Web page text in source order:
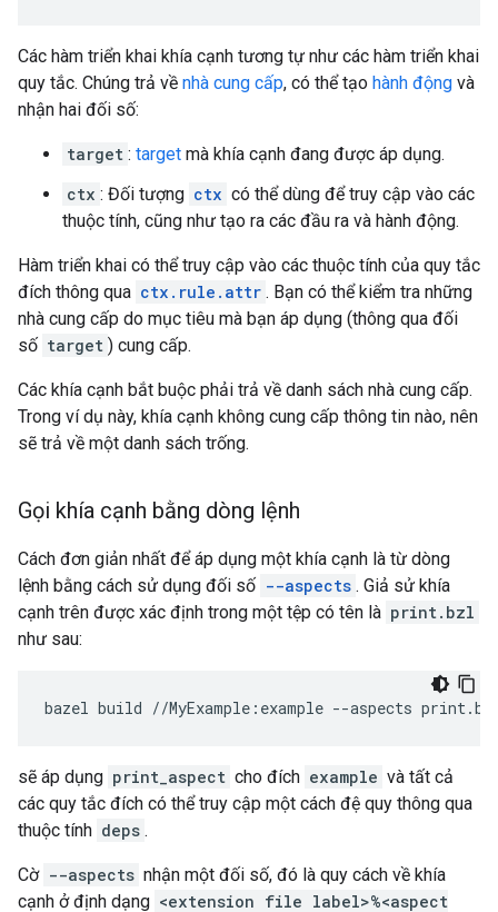
Các hàm triển khai khía cạnh tương tự như các hàm triển khai
quy tắc. Chúng trả về nhà cung cấp, có thể tạo hành động và
nhận hai đối số:
target : target mà khía cạnh đang được áp dụng.
ctx : Đối tượng ctx có thể dùng để truy cập vào các
thuộc tính, cũng như tạo ra các đầu ra và hành động.
Hàm triển khai có thể truy cập vào các thuộc tính của quy tắc
đích thông qua ctx.rule.attr . Bạn có thể kiểm tra những
nhà cung cấp do mục tiêu mà bạn áp dụng (thông qua đối
số target ) cung cấp.
Các khía cạnh bắt buộc phải trả về danh sách nhà cung cấp.
Trong ví dụ này, khía cạnh không cung cấp thông tin nào, nên
sẽ trả về một danh sách trống.
Gọi khía cạnh bằng dòng lệnh
Cách đơn giản nhất để áp dụng một khía cạnh là từ dòng
lệnh bằng cách sử dụng đối số --aspects . Giả sử khía
cạnh trên được xác định trong một tệp có tên là print.bzl
như sau:
bazel build //MyExample:example --aspects
sẽ áp dụng print_aspect cho đích example và tất cả
các quy tắc đích có thể truy cập một cách đệ quy thông qua
thuộc tính deps .
Cờ --aspects nhận một đối số, đó là quy cách về khía
cạnh ở định dạng <extension file label>%<aspect